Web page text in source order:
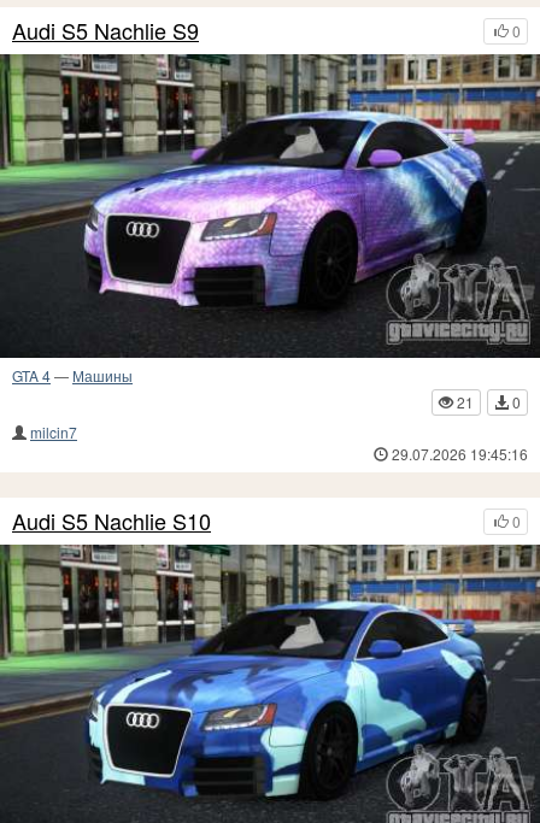
0
Audi S5 Nachlie S9
GTA 4— Машины
21
0
milcin7
29.07.2026 19:45:16
0
Audi S5 Nachlie S10